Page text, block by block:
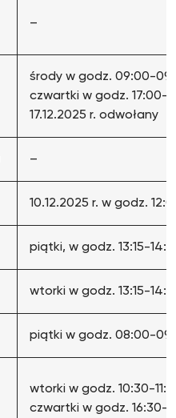
–
środy w godz. 09:00-
czwartki w godz. 17:00-
17.12.2025 r. odwołany
–
10.12.2025 r. w godz.
piątki, w godz. 13:15-
wtorki w godz. 13:15-
piątki w godz. 08:00-
wtorki w godz. 10:30-
czwartki w godz. 16:30-